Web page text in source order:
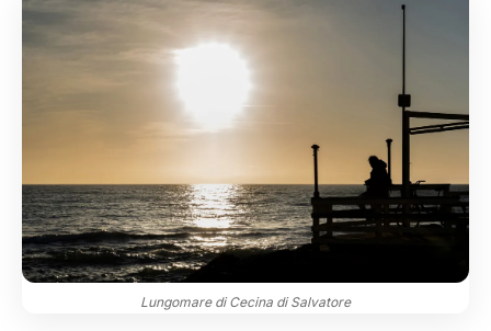
Lungomare di Cecina di Salvatore